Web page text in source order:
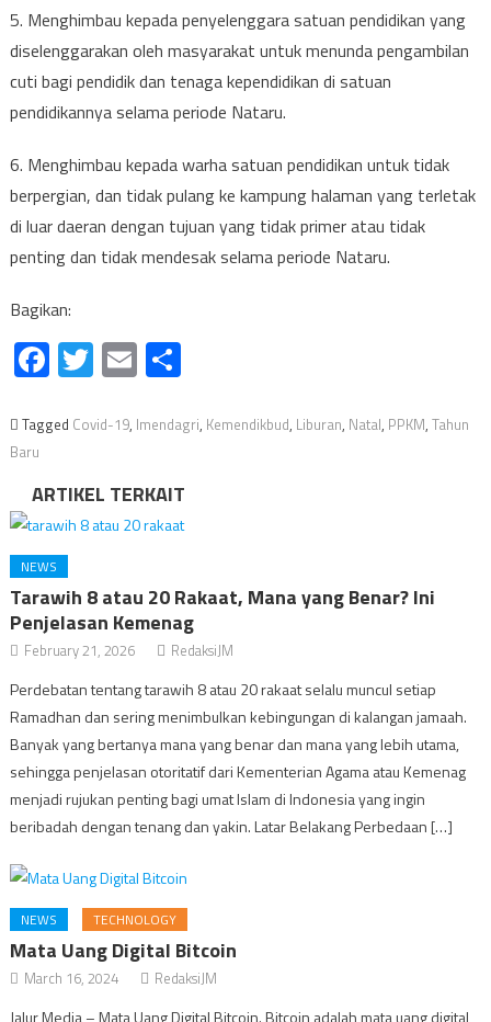
5. Menghimbau kepada penyelenggara satuan pendidikan yang
diselenggarakan oleh masyarakat untuk menunda pengambilan
cuti bagi pendidik dan tenaga kependidikan di satuan
pendidikannya selama periode Nataru.
6. Menghimbau kepada warha satuan pendidikan untuk tidak
berpergian, dan tidak pulang ke kampung halaman yang terletak
di luar daeran dengan tujuan yang tidak primer atau tidak
penting dan tidak mendesak selama periode Nataru.
Bagikan:
Facebook
Twitter
EmailShare
Tagged Covid-19, Imendagri, Kemendikbud, Liburan, Natal, PPKM, Tahun
Baru
ARTIKEL TERKAIT
NEWS
Tarawih 8 atau 20 Rakaat, Mana yang Benar? Ini
Penjelasan Kemenag
February 21, 2026 RedaksiJM
Perdebatan tentang tarawih 8 atau 20 rakaat selalu muncul setiap
Ramadhan dan sering menimbulkan kebingungan di kalangan jamaah.
Banyak yang bertanya mana yang benar dan mana yang lebih utama,
sehingga penjelasan otoritatif dari Kementerian Agama atau Kemenag
menjadi rujukan penting bagi umat Islam di Indonesia yang ingin
beribadah dengan tenang dan yakin. Latar Belakang Perbedaan […]
NEWS TECHNOLOGY
Mata Uang Digital Bitcoin
March 16, 2024 RedaksiJM
Jalur Media – Mata Uang Digital Bitcoin. Bitcoin adalah mata uang digital